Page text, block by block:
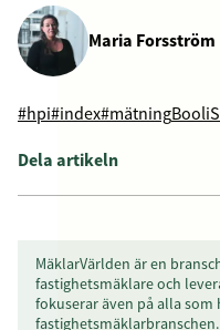
Maria Forsström
#hpi#index#mätningBooli
Dela artikeln
MäklarVärlden är en
fastighetsmäklare och
fokuserar även på alla